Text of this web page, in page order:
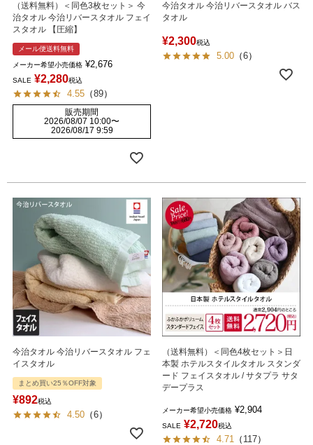
（送料無料）＜同色3枚セット＞ 今
治タオル 今治リバースタオル フェイ
スタオル 【圧縮】
メール便送料無料
メーカー希望小売価格 ¥2,676
SALE ¥2,280税込
4.55 （89）
販売期間
2026/08/07 10:00〜
2026/08/17 9:59
今治タオル 今治リバースタオル バス
タオル
¥2,300税込
5.00 （6）
今治タオル 今治リバースタオル フェ
イスタオル
まとめ買い25％OFF対象
¥892税込
4.50 （6）
（送料無料）＜同色4枚セット＞日
本製 ホテルスタイルタオル スタンダ
ード フェイスタオル / サタプラ サタ
デープラス
メーカー希望小売価格 ¥2,904
SALE ¥2,720税込
4.71 （ 117）